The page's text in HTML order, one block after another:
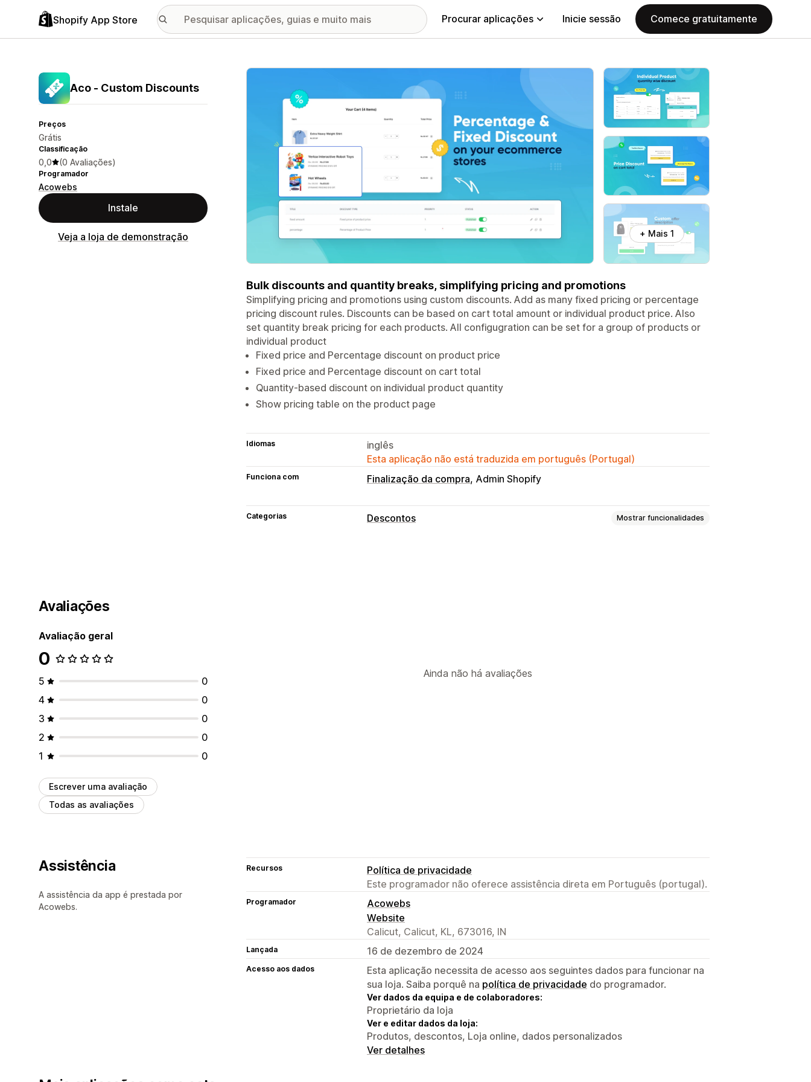
Shopify App Store Procurar aplicações Inicie sessão Comece gratuitamente
Aco ‑ Custom Discounts
Preços
Grátis
Classificação
0,0 (0 Avaliações)
Programador
Acowebs
Instale
Veja a loja de demonstração
Galeria de imagens em destaque
+ Mais 1
Bulk discounts and quantity breaks, simplifying pricing and promotions
Simplifying pricing and promotions using custom discounts. Add as many fixed pricing or percentage
pricing discount rules. Discounts can be based on cart total amount or individual product price. Also
set quantity break pricing for each products. All configugration can be set for a group of products or
individual product
Fixed price and Percentage discount on product price
Fixed price and Percentage discount on cart total
Quantity-based discount on individual product quantity
Show pricing table on the product page
Idiomas
inglês
Esta aplicação não está traduzida em português (Portugal)
Funciona com Finalização da compra Admin Shopify
Categorias Descontos Mostrar funcionalidades
Avaliações
Avaliação geral
0
5
0
4
0
3
0
2
0
1
0
Escrever uma avaliação
Todas as avaliações
Ainda não há avaliações
Assistência
A assistência da app é prestada por
Acowebs.
Recursos
Política de privacidade
Este programador não oferece assistência direta em Português (portugal).
Programador
Acowebs
Website
Calicut, Calicut, KL, 673016, IN
Lançada 16 de dezembro de 2024
Acesso aos dados
Esta aplicação necessita de acesso aos seguintes dados para funcionar na
sua loja. Saiba porquê na política de privacidade do programador.
Ver dados da equipa e de colaboradores:
Proprietário da loja
Ver e editar dados da loja:
Produtos, descontos, Loja online, dados personalizados
Ver detalhes